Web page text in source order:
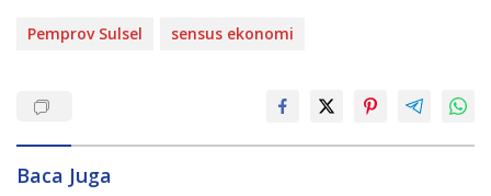
Pemprov Sulsel sensus ekonomi
Baca Juga